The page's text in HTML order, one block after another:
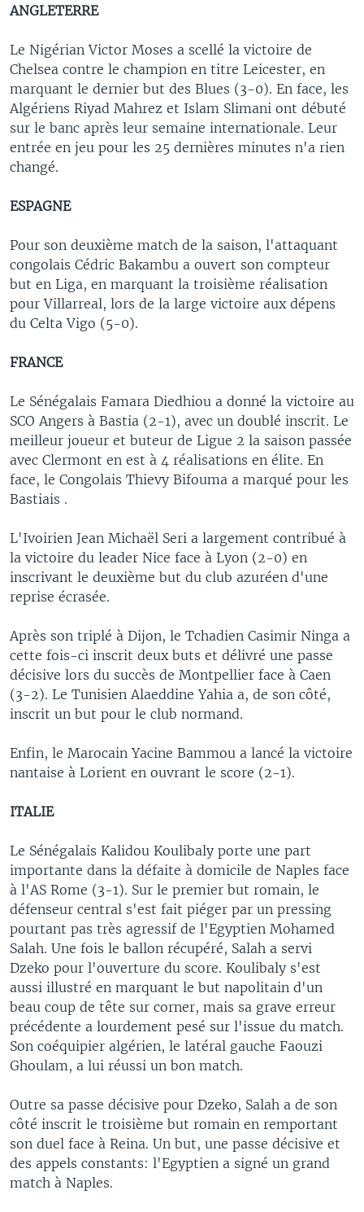
ANGLETERRE
Le Nigérian Victor Moses a scellé la victoire de
Chelsea contre le champion en titre Leicester, en
marquant le dernier but des Blues (3-0). En face, les
Algériens Riyad Mahrez et Islam Slimani ont débuté
sur le banc après leur semaine internationale. Leur
entrée en jeu pour les 25 dernières minutes n'a rien
changé.
ESPAGNE
Pour son deuxième match de la saison, l'attaquant
congolais Cédric Bakambu a ouvert son compteur
but en Liga, en marquant la troisième réalisation
pour Villarreal, lors de la large victoire aux dépens
du Celta Vigo (5-0).
FRANCE
Le Sénégalais Famara Diedhiou a donné la victoire au
SCO Angers à Bastia (2-1), avec un doublé inscrit. Le
meilleur joueur et buteur de Ligue 2 la saison passée
avec Clermont en est à 4 réalisations en élite. En
face, le Congolais Thievy Bifouma a marqué pour les
Bastiais .
L'Ivoirien Jean Michaël Seri a largement contribué à
la victoire du leader Nice face à Lyon (2-0) en
inscrivant le deuxième but du club azuréen d'une
reprise écrasée.
Après son triplé à Dijon, le Tchadien Casimir Ninga a
cette fois-ci inscrit deux buts et délivré une passe
décisive lors du succès de Montpellier face à Caen
(3-2). Le Tunisien Alaeddine Yahia a, de son côté,
inscrit un but pour le club normand.
Enfin, le Marocain Yacine Bammou a lancé la victoire
nantaise à Lorient en ouvrant le score (2-1).
ITALIE
Le Sénégalais Kalidou Koulibaly porte une part
importante dans la défaite à domicile de Naples face
à l'AS Rome (3-1). Sur le premier but romain, le
défenseur central s'est fait piéger par un pressing
pourtant pas très agressif de l'Egyptien Mohamed
Salah. Une fois le ballon récupéré, Salah a servi
Dzeko pour l'ouverture du score. Koulibaly s'est
aussi illustré en marquant le but napolitain d'un
beau coup de tête sur corner, mais sa grave erreur
précédente a lourdement pesé sur l'issue du match.
Son coéquipier algérien, le latéral gauche Faouzi
Ghoulam, a lui réussi un bon match.
Outre sa passe décisive pour Dzeko, Salah a de son
côté inscrit le troisième but romain en remportant
son duel face à Reina. Un but, une passe décisive et
des appels constants: l'Egyptien a signé un grand
match à Naples.